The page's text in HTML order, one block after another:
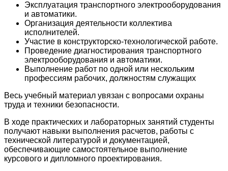
Эксплуатация транспортного электрооборудования
и автоматики.
Организация деятельности коллектива
исполнителей.
Участие в конструкторско-технологической работе.
Проведение диагностирования транспортного
электрооборудования и автоматики.
Выполнение работ по одной или нескольким
профессиям рабочих, должностям служащих
Весь учебный материал увязан с вопросами охраны
труда и техники безопасности.
В ходе практических и лабораторных занятий студенты
получают навыки выполнения расчетов, работы с
технической литературой и документацией,
обеспечивающие самостоятельное выполнение
курсового и дипломного проектирования.